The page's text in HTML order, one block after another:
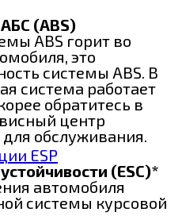
(АВЅ)
ABS горит во
это
системы ABS. В
система работает
обратитесь в
центр
обслуживания.
(ESC)*
автомобиля
системы курсовой